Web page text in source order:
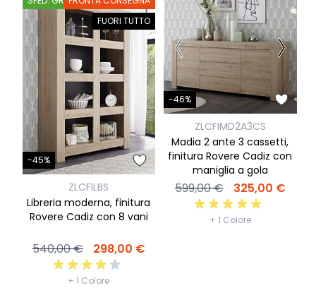
FUORI TUTTO
-45%
ZLCFILBS
Libreria moderna, finitura
Rovere Cadiz con 8 vani
540,00 € 298,00 €
+ 1 Colore
-46%
ZLCFIMD2A3CS
Madia 2 ante 3 cassetti,
finitura Rovere Cadiz con
maniglia a gola
599,00 € 325,00 €
+ 1 Colore